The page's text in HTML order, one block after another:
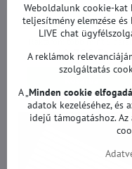
43UD
LED TV
43"
Raktáron: több mint 5 darab
10 390 Ft
Weboldalunk cookie-kat
teljesítmény elemzése
LIVE chat
A reklámok
szolgáltatás
A „ Minden cookie
adatok kezeléséhez, és
idejű támogatáshoz.